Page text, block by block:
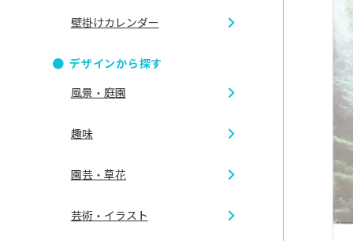
リング製
CDケース
壁掛けカレンダー
B2切 46/
B6切 46/
A倍6切
デザインから探す
風景・庭園
四季の情
世界の風
趣味
アイドル
園芸・草花
芸術・イラスト